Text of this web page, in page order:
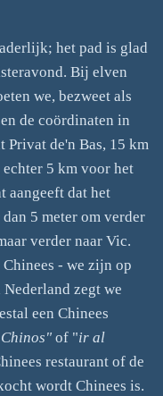
het pad is glad
Bij elven
we, bezweet als
de coördinaten in
de'n Bas, 15 km
echter 5 km voor het
aangeeft dat het
5 meter om verder
verder naar Vic.
- we zijn op
zegt we
een Chinees
of "ir al
restaurant of de
wordt Chinees is.